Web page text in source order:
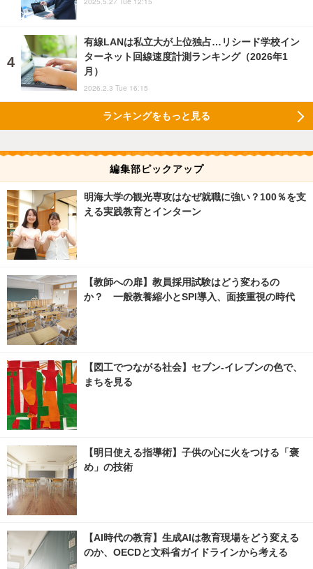
有線LANは私立大が上位独占…リシード学校イン
ターネット回線速度計測ランキング（2026年1
月）
2026.2.3 Tue 16:15
ランキングをもっと見る
編集部ピックアップ
明海大学の観光専攻はなぜ就職に強い？100％を支
える実践教育とインターン
【教師への扉】教員採用試験はどう変わるの
か？ 一般教養縮小とSPI導入、面接重視の時代
【図工でつながる社会】セブン‐イレブンの色で、
まちを見る
【明日使える指導術】子供の心に火をつける「褒
め」の技術
【AI時代の教育】生成AIは教育現場をどう変える
のか、OECDと文科省ガイドラインから考える